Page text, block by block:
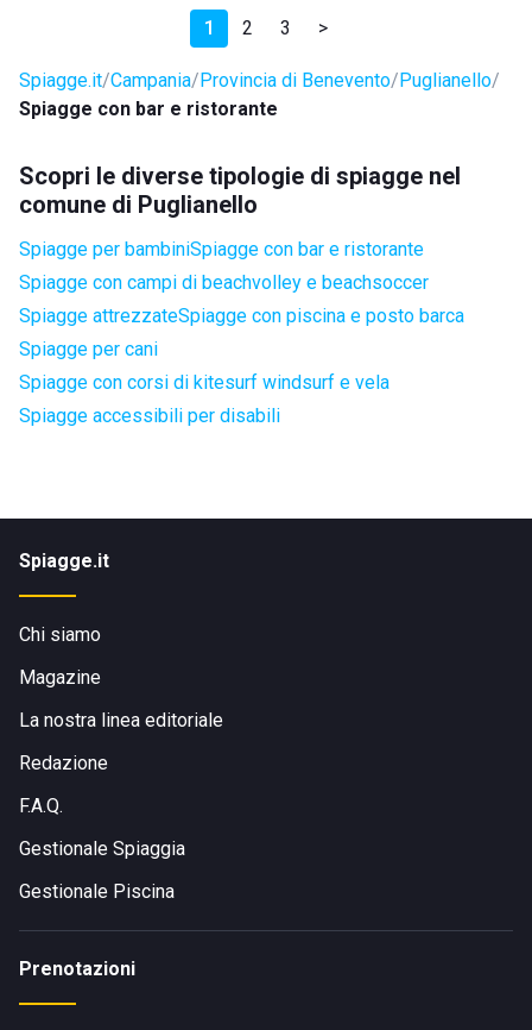
1 2 3 >
Spiagge.it Campania Provincia di Benevento Puglianello
Spiagge con bar e ristorante
Scopri le diverse tipologie di spiagge nel
comune di Puglianello
Spiagge per bambiniSpiagge con bar e ristorante
Spiagge con campi di beachvolley e beachsoccer
Spiagge attrezzateSpiagge con piscina e posto barca
Spiagge per cani
Spiagge con corsi di kitesurf windsurf e vela
Spiagge accessibili per disabili
Spiagge.it
Chi siamo
Magazine
La nostra linea editoriale
Redazione
F.A.Q.
Gestionale Spiaggia
Gestionale Piscina
Prenotazioni